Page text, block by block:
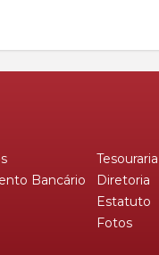
Bancário
Tesouraria
Diretoria
Estatuto
Fotos